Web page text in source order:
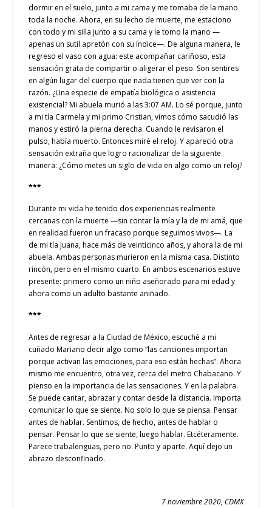
dormir en el suelo, junto a mi cama y me tomaba de la mano
toda la noche. Ahora, en su lecho de muerte, me estaciono
con todo y mi silla junto a su cama y le tomo la mano —
apenas un sutil apretón con su índice—. De alguna manera, le
regreso el vaso con agua: este acompañar cariñoso, esta
sensación grata de compartir o aligerar el peso. Son sentires
en algún lugar del cuerpo que nada tienen que ver con la
razón. ¿Una especie de empatía biológica o asistencia
existencial? Mi abuela murió a las 3:07 AM. Lo sé porque, junto
a mi tía Carmela y mi primo Cristian, vimos cómo sacudió las
manos y estiró la pierna derecha. Cuando le revisaron el
pulso, había muerto. Entonces miré el reloj. Y apareció otra
sensación extraña que logro racionalizar de la siguiente
manera: ¿Cómo metes un siglo de vida en algo como un reloj?
***
Durante mi vida he tenido dos experiencias realmente
cercanas con la muerte —sin contar la mía y la de mi amá, que
en realidad fueron un fracaso porque seguimos vivos—. La
de mi tía Juana, hace más de veinticinco años, y ahora la de mi
abuela. Ambas personas murieron en la misma casa. Distinto
rincón, pero en el mismo cuarto. En ambos escenarios estuve
presente: primero como un niño aseñorado para mi edad y
ahora como un adulto bastante aniñado.
***
Antes de regresar a la Ciudad de México, escuché a mi
cuñado Mariano decir algo como “las canciones importan
porque activan las emociones, para eso están hechas”. Ahora
mismo me encuentro, otra vez, cerca del metro Chabacano. Y
pienso en la importancia de las sensaciones. Y en la palabra.
Se puede cantar, abrazar y contar desde la distancia. Importa
comunicar lo que se siente. No solo lo que se piensa. Pensar
antes de hablar. Sentimos, de hecho, antes de hablar o
pensar. Pensar lo que se siente, luego hablar. Etcéteramente.
Parece trabalenguas, pero no. Punto y aparte. Aquí dejo un
abrazo desconfinado.
7 noviembre 2020, CDMX